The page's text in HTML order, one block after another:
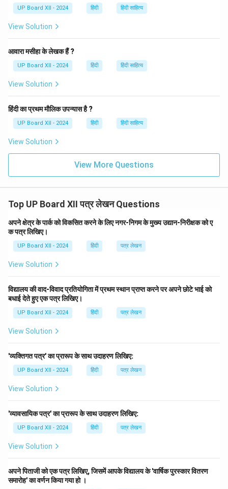
UP Board XII - 2024 हिंदी हिंदी साहित्य
View Solution
आवारा मसीहा के लेखक हैं ?
UP Board XII - 2024 हिंदी हिंदी साहित्य
View Solution
हिंदी का प्रथम मौलिक उपन्यास है ?
UP Board XII - 2024 हिंदी हिंदी साहित्य
View Solution
View More Questions
Top UP Board XII पत्र लेखन Questions
अपने क्षेत्र के पार्क को विकसित करने के लिए नगर-निगम के मुख्य उद्यान-निरीक्षक को ए
क पत्र लिखिए।
UP Board XII - 2024 हिंदी पत्र लेखन
View Solution
विद्यालय की वाद-विवाद प्रतियोगिता में प्रथम स्थान प्राप्त करने पर अपने छोटे भाई को
बधाई देते हुए एक पत्र लिखिए।
UP Board XII - 2024 हिंदी पत्र लेखन
View Solution
'व्यक्तिगत पत्र' का प्रारूप के साथ उदाहरण लिखिए:
UP Board XII - 2024 हिंदी पत्र लेखन
View Solution
'व्यावसायिक पत्र' का प्रारूप के साथ उदाहरण लिखिए:
UP Board XII - 2024 हिंदी पत्र लेखन
View Solution
अपने पिताजी को एक पत्र लिखिए, जिसमें आपके विद्यालय के 'वार्षिक पुरस्कार वितरण
समारोह' का वर्णन किया गया हो ।